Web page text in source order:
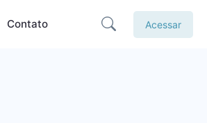
Contato Acessar